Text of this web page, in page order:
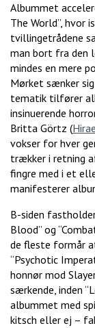
Albummet
The World”,
tvillingetrådene
man bort fra
mindes en mere
Mørket sænker sig
tematik tilfører
insinuerende
Britta Görtz (
vokser for hver
trækker i retning
fingre med i et
manifesterer
B-siden
Blood” og
de fleste formår
“Psychotic
honnør mod
særkende, inden
albummet med
kitsch eller ej –